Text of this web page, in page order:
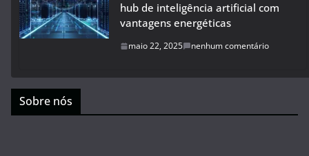
hub de inteligência artificial com
vantagens energéticas
maio 22, 2025 nenhum comentário
Sobre nós